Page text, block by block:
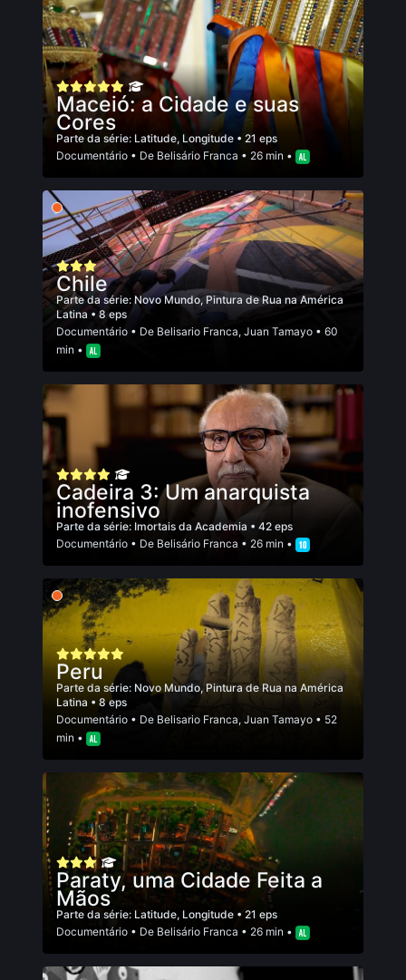
Maceió: a Cidade e suas
Cores
Parte da série: Latitude, Longitude • 21 eps
Documentário • De Belisário Franca • 26 min •
Chile
Parte da série:Novo Mundo, Pintura de Rua na América
Latina • 8 eps
Documentário • De Belisario Franca, Juan Tamayo • 60
min •
Cadeira 3: Um anarquista
inofensivo
Parte da série: Imortais da Academia • 42 eps
Documentário • De Belisário Franca • 26 min •
Peru
Parte da série: Novo Mundo, Pintura de Rua na América
Latina • 8 eps
Documentário • De Belisario Franca, Juan Tamayo • 52
min •
Paraty, uma Cidade Feita a
Mãos
Parte da série: Latitude, Longitude • 21 eps
Documentário • De Belisário Franca • 26 min •